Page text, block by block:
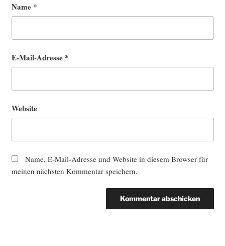
Name *
E-Mail-Adresse *
Website
Name, E-Mail-Adresse und Website in diesem Browser für
meinen nächsten Kommentar speichern.